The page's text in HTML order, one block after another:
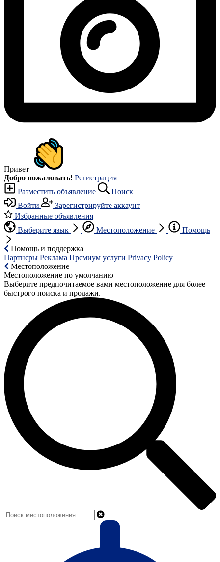
Привет
Добро пожаловать! Регистрация
Разместить объявление
Поиск
Войти
Зарегистрируйте аккаунт
Избранные объявления
Выберите язык
Местоположение Помощь
Помощь и поддержка
Партнеры Реклама Премиум услуги Privacy Policy
Местоположение
Местоположение по умолчанию
Выберите предпочитаемое вами местоположение для более
быстрого поиска и продажи.